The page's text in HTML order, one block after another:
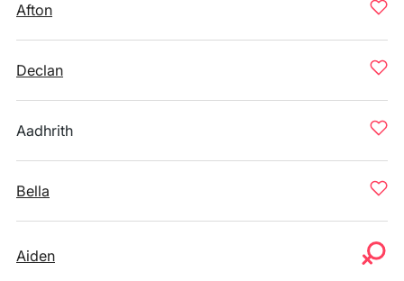
Afton
Declan
Aadhrith
Bella
Aiden